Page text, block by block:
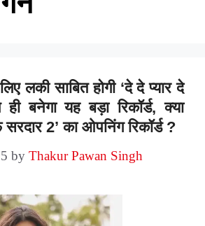
लकी साबित होगी ‘दे दे प्यार दे
ही बनेगा यह बड़ा रिकॉर्ड, क्या
2’ का ओपनिंग रिकॉर्ड ?
by Thakur Pawan Singh